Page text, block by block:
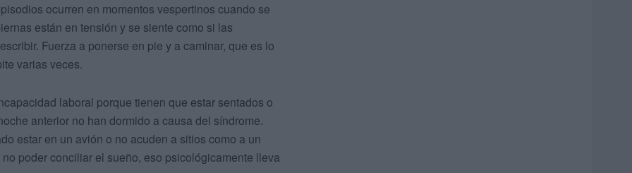
ocurren en momentos vespertinos cuando se
están en tensión y se siente como si las
Fuerza a ponerse en pie y a caminar, que es lo
varias veces.
laboral porque tienen que estar sentados o
anterior no han dormido a causa del síndrome.
estar en un avión o no acuden a sitios como a un
poder conciliar el sueño, eso psicológicamente lleva